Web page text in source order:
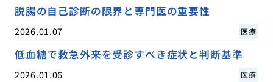
脱腸の自己診断の限界と専門医の重要性
2026.01.07 医療
低血糖で救急外来を受診すべき症状と判断基準
2026.01.06 医療